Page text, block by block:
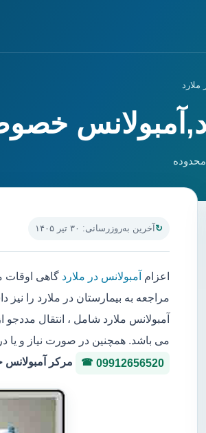
محدوده
آخرین به‌روزرسانی: ۳۰ تیر ۱۴۰۵
اعزام آمبولانس در ملارد گاهی
مراجعه به بیمارستان در ملارد را
آمبولانس ملارد شامل ، انتقال
می باشد. همچنین در صورت نیاز و یا
09912656520
مرکر آمبولانس خصوصی